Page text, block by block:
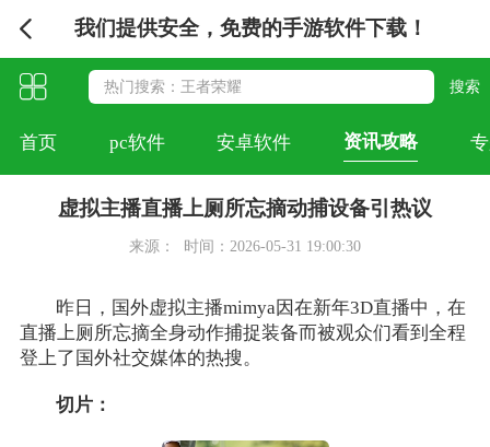
我们提供安全，免费的手游软件下载！
首页 pc软件 安卓软件 资讯攻略
虚拟主播直播上厕所忘摘动捕设备引热议
来源： 时间：2026-05-31 19:00:30
昨日，国外虚拟主播mimya因在新年3D直播中，在
直播上厕所忘摘全身动作捕捉装备而被观众们看到全程
登上了国外社交媒体的热搜。
切片：